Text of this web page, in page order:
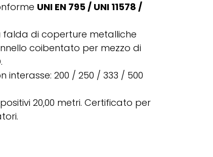
UNI EN 795 / UNI 11578 /
falda di coperture metalliche
coibentato per mezzo di
interasse: 200 / 250 / 333 / 500
20,00 metri. Certificato per